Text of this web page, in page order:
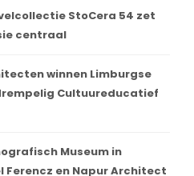
StoCera 54 zet
centraal
winnen Limburgse
Cultuureducatief
Museum in
Ferencz en Napur Architect